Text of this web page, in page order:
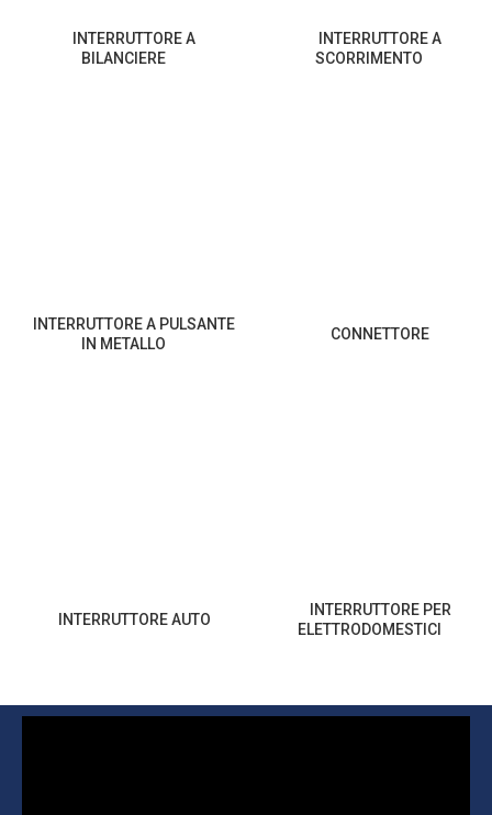
INTERRUTTORE A
BILANCIERE
INTERRUTTORE A
SCORRIMENTO
INTERRUTTORE A PULSANTE
IN METALLO
CONNETTORE
INTERRUTTORE AUTO
INTERRUTTORE PER
ELETTRODOMESTICI